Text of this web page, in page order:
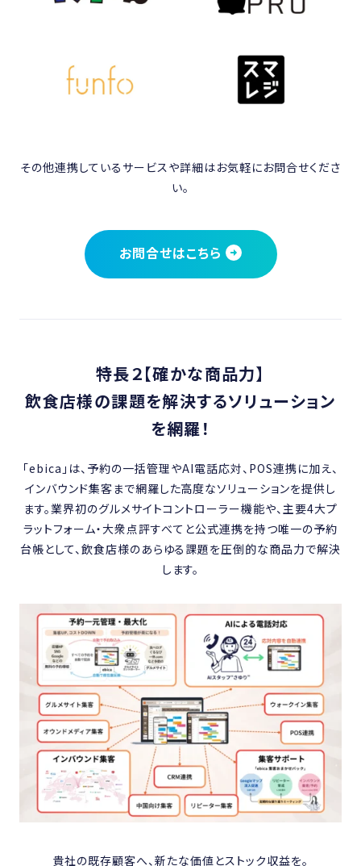
その他連携しているサービスや詳細はお気軽にお問合せくださ
い。
お問合せはこちら
特長２【確かな商品力】
飲食店様の課題を解決するソリューション
を網羅！
「ebica」は、予約の一括管理やAI電話応対、POS連携に加え、
インバウンド集客まで網羅した高度なソリューションを提供し
ます。業界初のグルメサイトコントローラー機能や、主要4大プ
ラットフォーム・大衆点評すべてと公式連携を持つ唯一の予約
台帳として、飲食店様のあらゆる課題を圧倒的な商品力で解決
します。
貴社の既存顧客へ、新たな価値とストック収益を。